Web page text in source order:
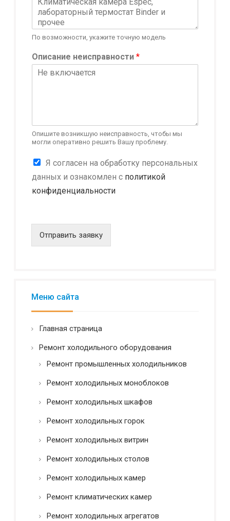
По возможности, укажите точную модель
Описание неисправности *
Опишите возникшую неисправность, чтобы мы
могли оперативно решить Вашу проблему.
*
*
К
н
ф
е
н
с
*
Я согласен на обработку персональных
данных и ознакомлен с политикой
конфиденциальности
Отправить заявку
Меню сайта
Главная страница
Ремонт холодильного оборудования
Ремонт промышленных холодильников
Ремонт холодильных моноблоков
Ремонт холодильных шкафов
Ремонт холодильных горок
Ремонт холодильных витрин
Ремонт холодильных столов
Ремонт холодильных камер
Ремонт климатических камер
Ремонт холодильных агрегатов